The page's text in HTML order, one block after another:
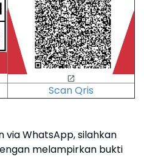
Scan Qris
via WhatsApp, silahkan
melampirkan bukti